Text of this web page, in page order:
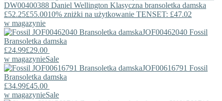
DW00400388 Daniel Wellington Klasyczna bransoletka damska
£52.25£55.0010% zniżki na użytkowanie TENSET: £47.02
w magazynie
JOF00462040 Fossil
Bransoletka damska
£24.99£29.00
w magazynieSale
JOF00616791 Fossil
Bransoletka damska
£34.99£45.00
w magazynieSale